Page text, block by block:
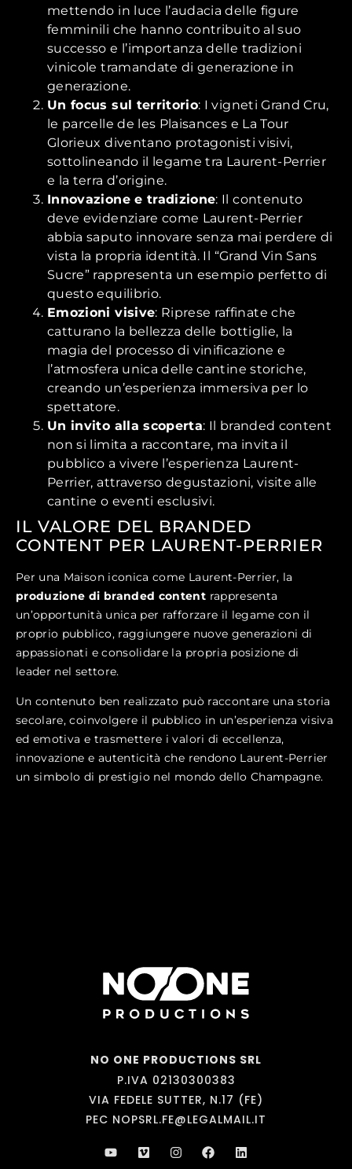
mettendo in luce l’audacia delle figure
femminili che hanno contribuito al suo
successo e l’importanza delle tradizioni
vinicole tramandate di generazione in
generazione.
Un focus sul territorio: I vigneti Grand Cru,
le parcelle de les Plaisances e La Tour
Glorieux diventano protagonisti visivi,
sottolineando il legame tra Laurent-Perrier
e la terra d’origine.
Innovazione e tradizione: Il contenuto
deve evidenziare come Laurent-Perrier
abbia saputo innovare senza mai perdere di
vista la propria identità. Il “Grand Vin Sans
Sucre” rappresenta un esempio perfetto di
questo equilibrio.
Emozioni visive: Riprese raffinate che
catturano la bellezza delle bottiglie, la
magia del processo di vinificazione e
l’atmosfera unica delle cantine storiche,
creando un’esperienza immersiva per lo
spettatore.
Un invito alla scoperta: Il branded content
non si limita a raccontare, ma invita il
pubblico a vivere l’esperienza Laurent-
Perrier, attraverso degustazioni, visite alle
cantine o eventi esclusivi.
IL VALORE DEL BRANDED
CONTENT PER LAURENT-PERRIER
Per una Maison iconica come Laurent-Perrier, la
produzione di branded content rappresenta
un’opportunità unica per rafforzare il legame con il
proprio pubblico, raggiungere nuove generazioni di
appassionati e consolidare la propria posizione di
leader nel settore.
Un contenuto ben realizzato può raccontare una storia
secolare, coinvolgere il pubblico in un’esperienza visiva
ed emotiva e trasmettere i valori di eccellenza,
innovazione e autenticità che rendono Laurent-Perrier
un simbolo di prestigio nel mondo dello Champagne.
NO ONE PRODUCTIONS SRL
P.IVA 02130300383
VIA FEDELE SUTTER, N.17 (FE)
PEC NOPSRL.FE@LEGALMAIL.IT